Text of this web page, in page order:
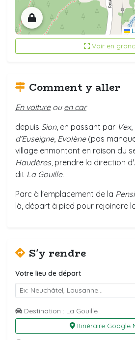
Voir en grand
Comment y aller
En voitureou en car
depuis Sion, en passant par Vex,
d'Euseigne, Evolène(pas
village enmontant en raison du
Haudères, prendre la direction d'
dit La Gouille.
Parc à l'emplacement de la
là, départ à pied pour rejoindre
S'y rendre
Votre lieu de départ
Destination : La Gouille
Itinéraire Google